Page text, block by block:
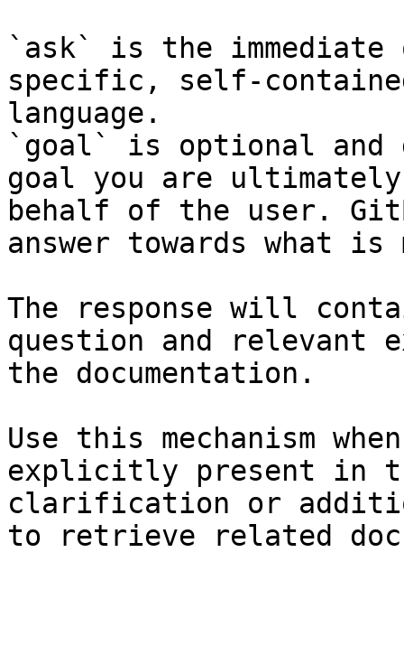
`ask` is the
specific, self-
language.
`goal` is optional and
goal you are
behalf of the user.
answer towards what
The response will
question and relevant
the documentation.
Use this mechanism
explicitly present in
clarification or